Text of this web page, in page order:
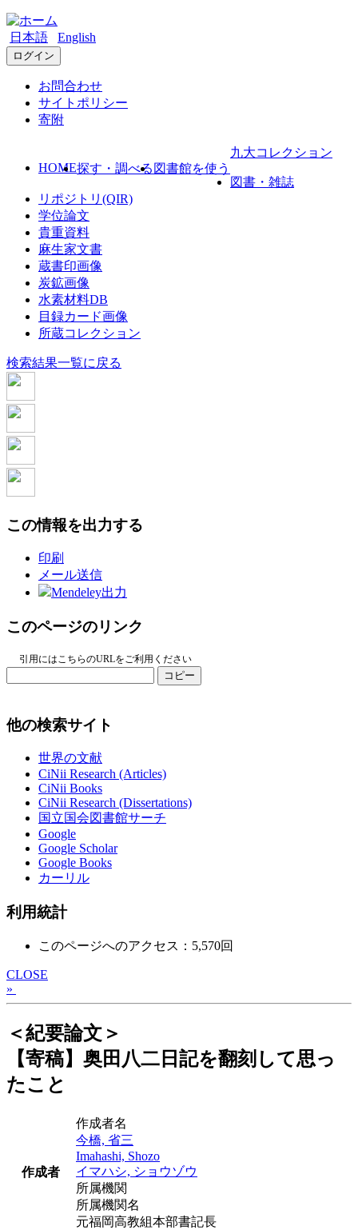
日本語 English
ログイン
お問合わせ
サイトポリシー
寄附
HOME探す・調べる 図書館を使う
九大コレクション
図書・雑誌
リポジトリ(QIR)
学位論文
貴重資料
麻生家文書
蔵書印画像
炭鉱画像
水素材料DB
目録カード画像
所蔵コレクション
検索結果一覧に戻る
この情報を出力する
印刷
メール送信
Mendeley出力
このページのリンク
引用にはこちらのURLをご利用ください
コピー
他の検索サイト
世界の文献
CiNii Research (Articles)
CiNii Books
CiNii Research (Dissertations)
国立国会図書館サーチ
Google
Google Scholar
Google Books
カーリル
利用統計
このページへのアクセス：5,570回
CLOSE
»
＜紀要論文＞
【寄稿】奥田八二日記を翻刻して思っ
たこと
作成者
作成者名
今橋, 省三
Imahashi, Shozo
イマハシ, ショウゾウ
所属機関
所属機関名
元福岡高教組本部書記長